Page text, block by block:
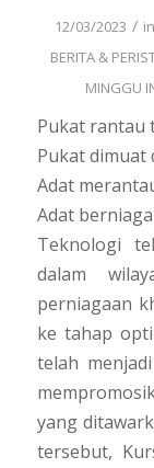
12/03/2023 / in
BERITA &
MINGGU
Pukat rantau
Pukat dimuat
Adat
Adat
Teknologi
dalam
perniagaan
ke tahap
telah
yang
tersebut,